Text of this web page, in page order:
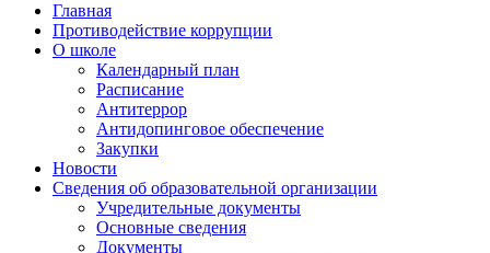
Главная
Противодействие коррупции
О школе
Календарный план
Расписание
Антитеррор
Антидопинговое обеспечение
Закупки
Новости
Сведения об образовательной организации
Учредительные документы
Основные сведения
Документы